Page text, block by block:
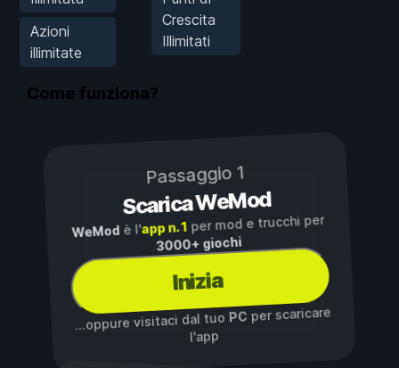
Azioni
illimitate
Crescita
Illimitati
Come funziona?
Passaggio 1
Scarica WeMod
WeMod è l'app n. 1per mod e trucchi per
3000+ giochi
Inizia
...oppure visitaci dal tuoPC per scaricare
l'app